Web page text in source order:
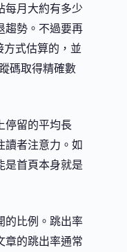
每月大約有多少
趨勢。不過要再
方式估算的，並
碼取得精確數
停留的平均長
讀者注意力。如
是首頁本身就是
的比例。跳出率
章的跳出率通常